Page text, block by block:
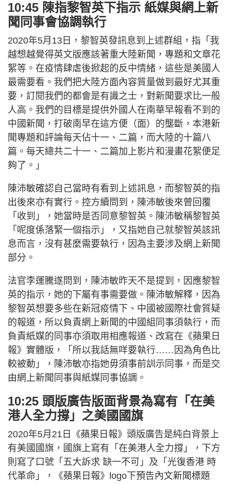
10:45 陳指黎智英下指示 紙媒與網上新
聞同事會協調執行
2020年5月13日，黎智英發訊息到上述群組，指「我
越想越覺得英文版應該著重大陸新聞，專題和文章花
絮等。在疫情肆虐後掀起的反中情緒，這些是美國人
最需要看。我們把大陸方面內容質量做到最好尤其重
要，訂閱我們的都會是有識之士，對新聞要求比一般
人高。我們的目標是提供外國人在南華早報看不到的
中國新聞，打破南早在這方便（面）的壟斷，本港新
聞專題和評論每天佔十一、二篇，而大陸的十篇八
篇。每天總共二十一、二篇加上影片和漫畫花絮便足
夠了。」
陳沛敏確認自己當時有看到上述訊息，而黎智英的指
出後來亦有實行。控方續問到，陳沛敏後來曾回覆
「收到」，她當時是否同意黎智英。陳沛敏稱黎智英
「呢度係落緊一個指示」，又指她自己就黎智英該訊
息而言，沒有甚麼需要執行，因為主要涉及網上新聞
部分。
法官李運騰遂問到，陳沛敏昨天不是提到，因應黎智
英的指示，她的下屬有事需要做。陳沛敏解釋，因為
黎智英想要多些在新冠疫情下、中國被國際社會質疑
的報道，所以負責網上新聞的中國組同事須執行，而
負責紙媒的同事亦須取用相應報道、改寫在《蘋果日
報》實體版，「所以我話無咩要執行……因為角色比
較被動」，陳沛敏亦指她毋須事前訓示同事，而是交
由網上新聞同事與紙媒同事協調。
10:25 頭版廣告版面背景為寫有「在美
港人全力撐」之美國國旗
2020年5月21日《蘋果日報》頭版廣告是純白背景上
有美國國旗，國旗上寫有「在美港人全力撐」，下方
則寫了口號「五大訴求 缺一不可」及「光復香港 時
代革命」，《蘋果日報》logo下預告內文新聞標題